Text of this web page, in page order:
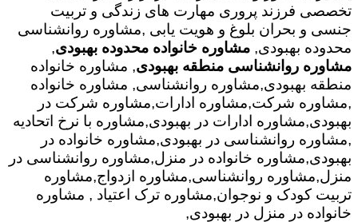
تخصصی فرزند پروری مهارت های زندگی و تربیت
جنسی و بحران بلوغ و هویت یابی ,مشاوره روانشناسی
محدوده بهبودی, مشاوره خانواده محدوده بهبودی,
مشاوره روانشناسی منطقه بهبودی, مشاوره خانواده
منطقه بهبودی,مشاوره روانشناسی, مشاوره خانواده
,مشاوره شرکت,مشاوره ادارات,مشاوره شرکت در
بهبودی,مشاوره ادارات در بهبودی,مشاوره با نرخ اتحادیه
,مشاوره روانشناسی در بهبودی,مشاوره خانواده در
بهبودی,مشاوره خانواده در منزل,مشاوره روانشناسی در
منزل,مشاوره روانشناسی,مشاوره ازدواج,مشاوره
تربیت کودک و نوجوان,مشاوره ترک اعتیاد , مشاوره
خانواده در منزل در بهبودی,